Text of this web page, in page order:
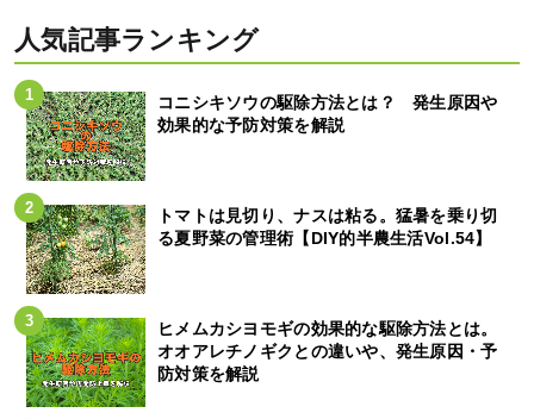
人気記事ランキング
コニシキソウの駆除方法とは？ 発生原因や
効果的な予防対策を解説
トマトは見切り、ナスは粘る。猛暑を乗り切
る夏野菜の管理術【DIY的半農生活Vol.54】
ヒメムカシヨモギの効果的な駆除方法とは。
オオアレチノギクとの違いや、発生原因・予
防対策を解説